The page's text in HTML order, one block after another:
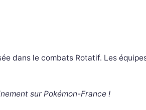
dans le combats Rotatif. Les
sur Pokémon-France !